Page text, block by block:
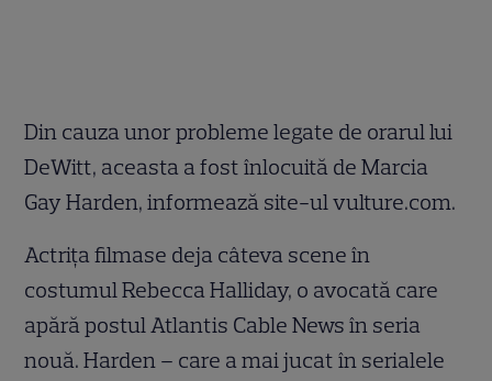
Din cauza unor probleme legate de orarul lui
DeWitt, aceasta a fost înlocuită de Marcia
Gay Harden, informează site-ul vulture.com.
Actriţa filmase deja câteva scene în
costumul Rebecca Halliday, o avocată care
apără postul Atlantis Cable News în seria
nouă. Harden – care a mai jucat în serialele